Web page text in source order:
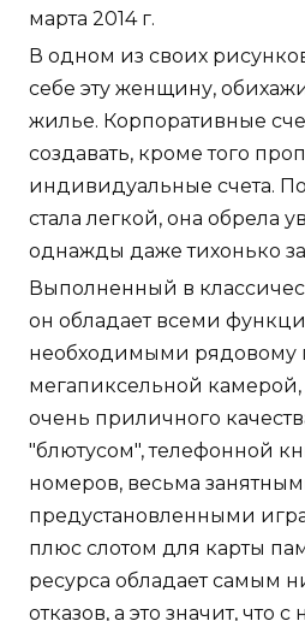
марта 2014 г.
В одном из своих
себе эту женщину,
жилье. Корпоративные
создавать, кроме того
индивидуальные счета.
стала легкой, она обрела
однажды даже тихонько
Выполненный в
он обладает всеми
необходимыми рядовому
мегапиксельной
очень приличного
"блютусом", телефонной
номеров, весьма
предустановленными
плюс слотом для карты
ресурса обладает самым
отказов, а это значит, что